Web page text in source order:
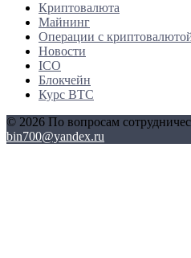
Криптовалюта
Майнинг
Операции с
Новости
ICO
Блокчейн
Курс BTC
© 2026 По вопросам
bin700@yandex.ru